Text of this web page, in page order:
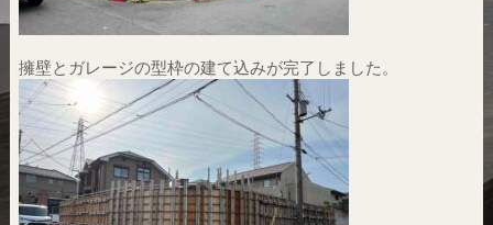
擁壁とガレージの型枠の建て込みが完了しました。